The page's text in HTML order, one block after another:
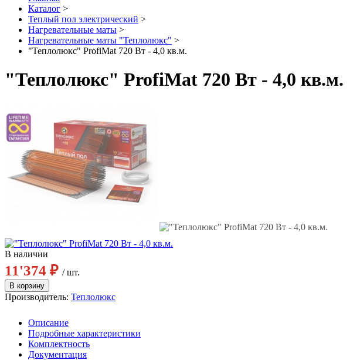
Каталог >
Теплый пол электрический >
Нагревательные маты >
Нагревательные маты "Теплолюкс" >
"Теплолюкс" ProfiMat 720 Вт - 4,0 кв.м.
"Теплолюкс" ProfiMat 720 Вт - 4,0 кв.м.
В наличии
11'374 ₽ / шт.
Производитель: Теплолюкс
Описание
Подробные характеристики
Комплектность
Документация